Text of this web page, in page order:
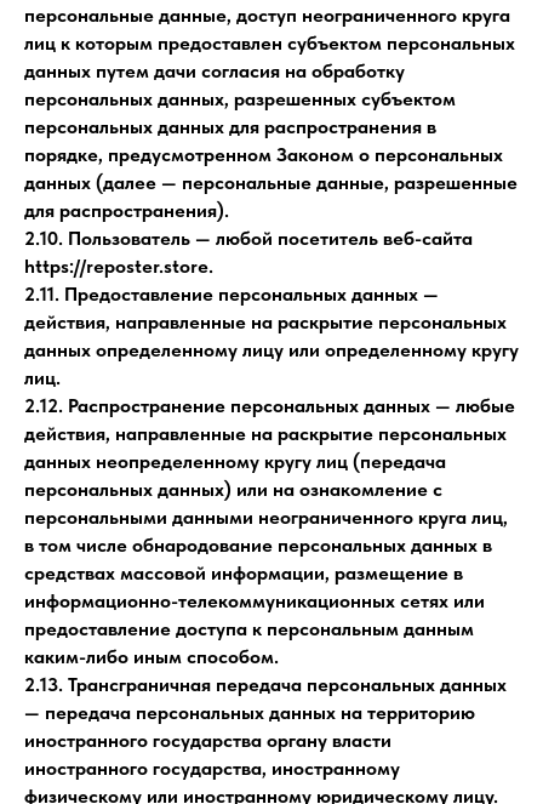
персональные данные, доступ неограниченного круга
лиц к которым предоставлен субъектом персональных
данных путем дачи согласия на обработку
персональных данных, разрешенных субъектом
персональных данных для распространения в
порядке, предусмотренном Законом о персональных
данных (далее — персональные данные, разрешенные
для распространения).
2.10. Пользователь — любой посетитель веб-сайта
https://reposter.store.
2.11. Предоставление персональных данных —
действия, направленные на раскрытие персональных
данных определенному лицу или определенному кругу
лиц.
2.12. Распространение персональных данных — любые
действия, направленные на раскрытие персональных
данных неопределенному кругу лиц (передача
персональных данных) или на ознакомление с
персональными данными неограниченного круга лиц,
в том числе обнародование персональных данных в
средствах массовой информации, размещение в
информационно-телекоммуникационных сетях или
предоставление доступа к персональным данным
каким-либо иным способом.
2.13. Трансграничная передача персональных данных
— передача персональных данных на территорию
иностранного государства органу власти
иностранного государства, иностранному
физическому или иностранному юридическому лицу.